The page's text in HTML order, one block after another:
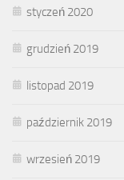
styczeń 2020
grudzień 2019
listopad 2019
październik 2019
wrzesień 2019